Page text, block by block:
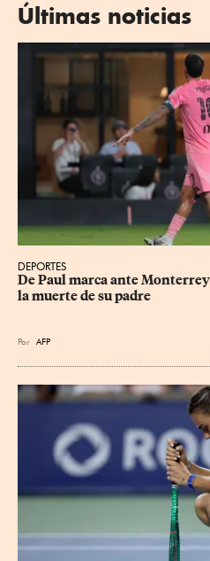
Últimas noticias
DEPORTES
De Paul marca ante
la muerte de su padre
Por AFP